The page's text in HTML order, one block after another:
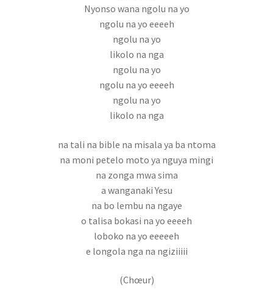
inscription des etudiants
Nyonso wana ngolu na yo
ngolu na yo eeeeh
ngolu na yo
likolo na nga
ngolu na yo
ngolu na yo eeeeh
ngolu na yo
likolo na nga
na tali na bible na misala ya ba ntoma
na moni petelo moto ya nguya mingi
na zonga mwa sima
a wanganaki Yesu
na bo lembu na ngaye
o talisa bokasi na yo eeeeh
loboko na yo eeeeeh
e longola nga na ngiziiiii
(Chœur)